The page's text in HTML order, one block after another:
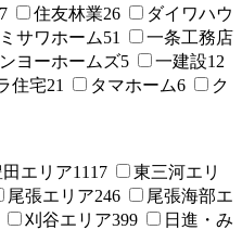
住友林業26
ダイワハウ
ミサワホーム51
一条工務店
ヨーホームズ5 一建設12
住宅21 タマホーム6
ク
田エリア1117
東三河エリ
尾張エリア246
尾張海部エ
刈谷エリア399
日進・み